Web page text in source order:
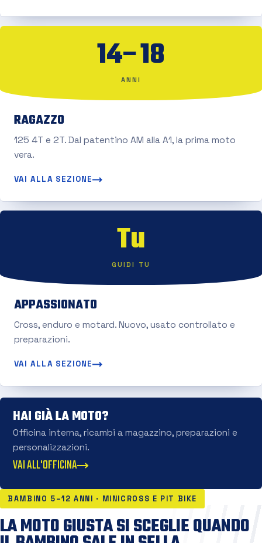
14–18
ANNI
RAGAZZO
125 4T e 2T. Dal patentino AM alla A1, la prima moto
vera.
VAI ALLA SEZIONE
Tu
GUIDI TU
APPASSIONATO
Cross, enduro e motard. Nuovo, usato controllato e
preparazioni.
VAI ALLA SEZIONE
HAI GIÀ LA MOTO?
Officina interna, ricambi a magazzino, preparazioni e
personalizzazioni.
VAI ALL'OFFICINA
BAMBINO 5–12 ANNI · MINICROSS E PIT BIKE
LA MOTO GIUSTA SI SCEGLIE QUANDO